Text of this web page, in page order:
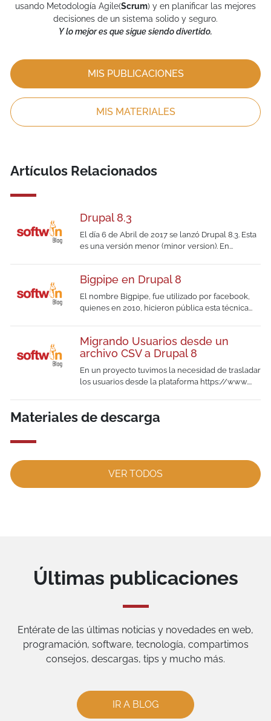
usando Metodología Agile(Scrum) y en planificar las mejores
decisiones de un sistema solido y seguro.
Y lo mejor es que sigue siendo divertido.
MIS PUBLICACIONES
MIS MATERIALES
Artículos Relacionados
Drupal 8.3
El día 6 de Abril de 2017 se lanzó Drupal 8.3. Esta
es una versión menor (minor version). En...
Bigpipe en Drupal 8
El nombre Bigpipe, fue utilizado por facebook,
quienes en 2010, hicieron pública esta técnica...
Migrando Usuarios desde un
archivo CSV a Drupal 8
En un proyecto tuvimos la necesidad de trasladar
los usuarios desde la plataforma https://www....
Materiales de descarga
VER TODOS
Últimas publicaciones
Entérate de las últimas noticias y novedades en web,
programación, software, tecnología, compartimos
consejos, descargas, tips y mucho más.
IR A BLOG